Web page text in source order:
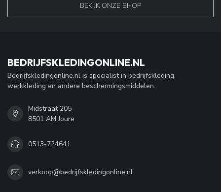
BEKIJK ONZE SHOP
BEDRIJFSKLEDINGONLINE.NL
Bedrijfskledingonline.nl is specialist in bedrijfskleding,
werkkleding en andere beschermingsmiddelen.
Midstraat 205
8501 AM Joure
0513-724641
verkoop@bedrijfskledingonline.nl